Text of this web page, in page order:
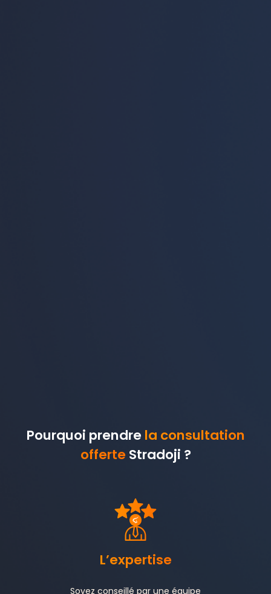
Pourquoi prendre la consultation
offerte Stradoji ?
L’expertise
Soyez conseillé par une équipe